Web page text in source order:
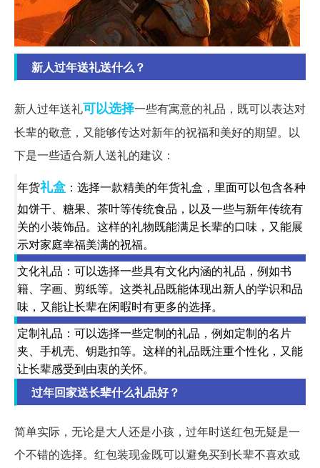
新人过年送礼送什么？
新人过年送礼可以选择一些有寓意的礼品，既可以表达对
长辈的敬意，又能够传达对新年的祝福和美好的期望。以
下是一些适合新人送礼的建议：
年货礼盒 ：选择一款精美的年货礼盒，里面可以包含各种
如饼干、糖果、茶叶等传统食品，以及一些与新年传统有
关的小装饰品。这样的礼物既能满足长辈的口味，又能展
示对家庭幸福美满的祝福。
文化礼品：可以选择一些具有文化内涵的礼品，例如书
籍、字画、剪纸等。这类礼品既能体现出新人的学识和品
味，又能让长辈在闲暇时有更多的选择。
定制礼品：可以选择一些定制的礼品，例如定制的名片
夹、手机壳、钥匙扣等。这样的礼品既注重个性化，又能
让长辈感受到由衷的关怀。
过年回家送长辈什么礼品好？
简单实际，无论是大人还是小孩，过年时送红包无疑是一
个不错的选择。红包装现金既可以避免买到长辈不喜欢或